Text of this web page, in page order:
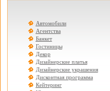
Автомобили
Агентства
Банкет
Гостиницы
Декор
Дизайнерские платья
Дизайнерские украшения
Дисконтная программа
Кейтеринг